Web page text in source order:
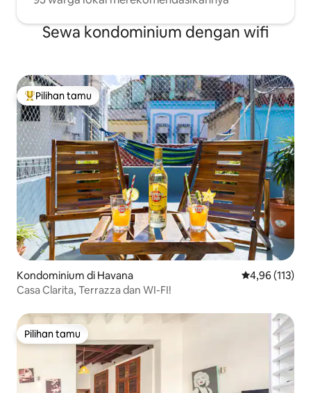
Sewa kondominium dengan wifi
Pilihan tamu terpopuler
Pilihan tamu
Kondominium di Havana Nilai rata-rata
4,96 (113)
Casa Clarita, Terrazza dan WI-FI!
Pilihan tamu
Pilihan tamu